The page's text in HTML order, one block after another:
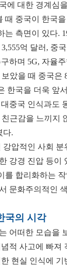
에 대한 경계심
때 중국이 한국
는 측면이 있다.
억 달러, 중
하며 5G, 자율
았을 때 중국
한국을 더욱 앞
중국 인식과도
친근감을 느끼
다.
압적인 사회
강경 진압 등
를 합리화하는
문화주의적인
국의 시각
어떠한 모습을
적 사고에 빠져
현실 인식에